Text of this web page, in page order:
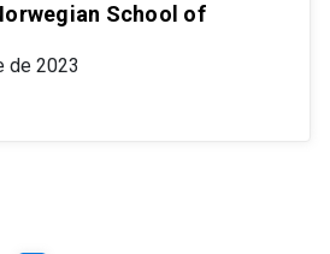
School of
de 2023